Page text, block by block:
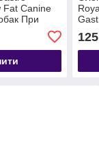
Fat Canine
При
125